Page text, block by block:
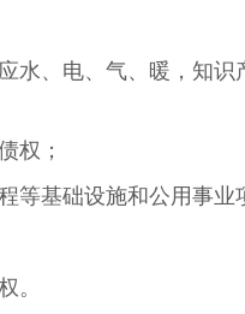
水、电、气、暖，知识
权；
等基础设施和公用事业
。